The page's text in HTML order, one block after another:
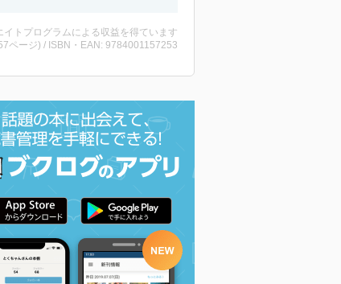
トプログラムによる収益を得ています
ページ) / ISBN・EAN: 9784001157253